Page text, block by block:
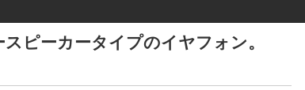
ピーカータイプのイヤフォン。